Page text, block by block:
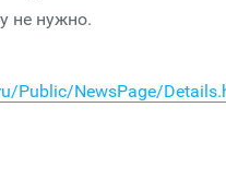
не нужно.
Public/NewsPage/